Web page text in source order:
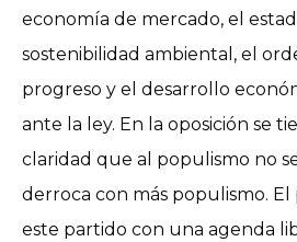
economía de mercado, el
sostenibilidad ambiental, el
progreso y el desarrollo
ante la ley. En la oposición se
claridad que al populismo no
derroca con más populismo.
este partido con una agenda